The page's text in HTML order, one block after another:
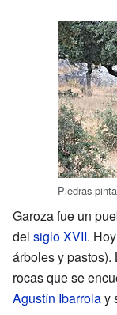
Piedras
Garoza fue un
del siglo XVII.
árboles y pastos).
rocas que se
Agustín Ibarrolay